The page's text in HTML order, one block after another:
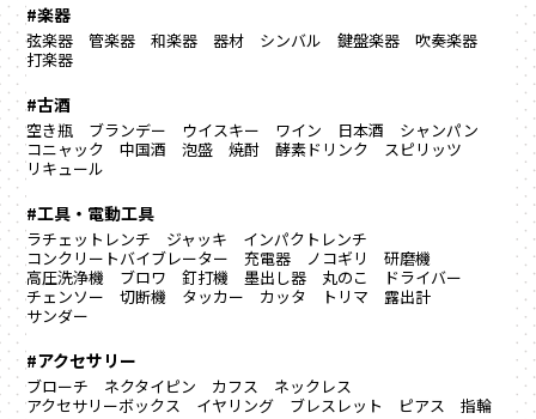
#楽器
弦楽器 管楽器 和楽器 器材 シンバル 鍵盤楽器
吹奏楽器
打楽器
#古酒
空き瓶 ブランデー ウイスキー ワイン 日本酒
シャンパン
コニャック
中国酒 泡盛 焼酎 酵素ドリンク
スピリッツ
リキュール
#工具・電動工具
ラチェットレンチ ジャッキ
インパクトレンチ
コンクリートバイブレーター
充電器 ノコギリ
研磨機
高圧洗浄機
ブロワ 釘打機 墨出し器 丸のこ
ドライバー
チェンソー
切断機 タッカー カッタ トリマ
露出計
サンダー
#アクセサリー
ブローチ ネクタイピン カフス
ネックレス
アクセサリーボックス
イヤリング ブレスレット ピアス 指輪